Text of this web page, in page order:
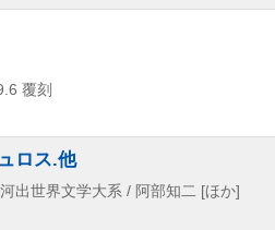
覆刻
ロス.他
河出世界文学大系 / 阿部知二 [ほか]